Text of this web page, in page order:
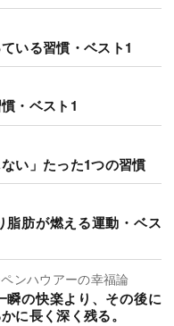
いる習慣・ベスト1
・ベスト1
い」たった1つの習慣
脂肪が燃える運動・ベス
ンハウアーの幸福論
瞬の快楽より、その後に
に長く深く残る。